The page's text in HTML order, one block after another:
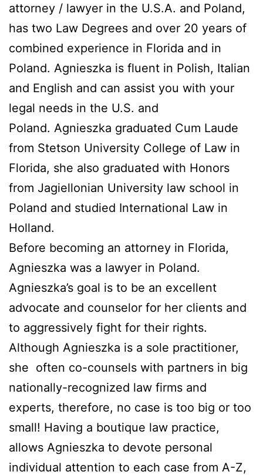
attorney / lawyer in the U.S.A. and Poland,
has two Law Degrees and over 20 years of
combined experience in Florida and in
Poland. Agnieszka is fluent in Polish, Italian
and English and can assist you with your
legal needs in the U.S. and
Poland. Agnieszka graduated Cum Laude
from Stetson University College of Law in
Florida, she also graduated with Honors
from Jagiellonian University law school in
Poland and studied International Law in
Holland.
Before becoming an attorney in Florida,
Agnieszka was a lawyer in Poland.
Agnieszka’s goal is to be an excellent
advocate and counselor for her clients and
to aggressively fight for their rights.
Although Agnieszka is a sole practitioner,
she often co-counsels with partners in big
nationally-recognized law firms and
experts, therefore, no case is too big or too
small! Having a boutique law practice,
allows Agnieszka to devote personal
individual attention to each case from A-Z,